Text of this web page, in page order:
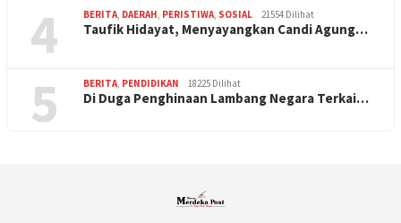
4 BERITA, DAERAH, PERISTIWA, SOSIAL 21554 Dilihat
Taufik Hidayat, Menyayangkan Candi Agung…
5 BERITA, PENDIDIKAN 18225 Dilihat
Di Duga Penghinaan Lambang Negara Terkai…